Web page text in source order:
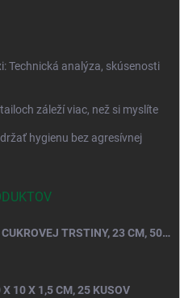
Technická analýza, skúsenosti
záleží viac, než si myslíte
hygienu bez agresívnej
KRUHOVÝ DVOJDIELNY TANIER Z CUKROVEJ TRSTINY, 23 CM, 50 KS.
10 X 1,5 CM, 25 KUSOV